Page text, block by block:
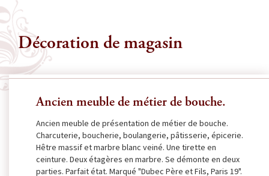
Décoration de magasin
Ancien meuble de métier de bouche.
Ancien meuble de présentation de métier de bouche.
Charcuterie, boucherie, boulangerie, pâtisserie, épicerie.
Hêtre massif et marbre blanc veiné. Une tirette en
ceinture. Deux étagères en marbre. Se démonte en deux
parties. Parfait état. Marqué "Dubec Père et Fils, Paris 19".